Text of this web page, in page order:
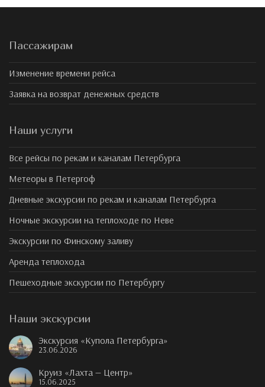
Пассажирам
Изменение времени рейса
Заявка на возврат денежных средств
Наши услуги
Все рейсы по рекам и каналам Петербурга
Метеоры в Петергоф
Дневные экскурсии по рекам и каналам Петербурга
Ночные экскурсии на теплоходе по Неве
Экскурсии по Финскому заливу
Аренда теплохода
Пешеходные экскурсии по Петербургу
Наши экскурсии
Экскурсия «Купола Петербурга»
23.06.2026
Круиз «Лахта — Центр»
15.06.2025